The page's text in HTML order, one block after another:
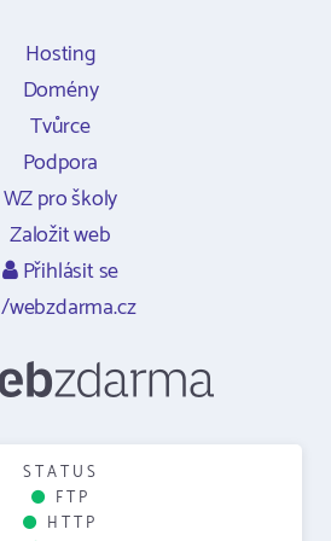
Hosting
Domény
Tvůrce
Podpora
WZ pro školy
Založit web
Přihlásit se
/webzdarma.cz
STATUS
FTP
HTTP